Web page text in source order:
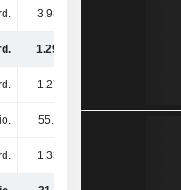
3.98 Mrd.
1.29 Mrd.
1.27 Mrd.
55.3 Mio.
1.33 Mrd.